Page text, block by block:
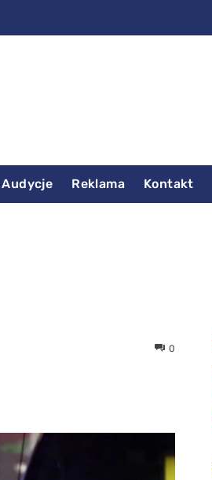
Audycje Reklama Kontakt
0